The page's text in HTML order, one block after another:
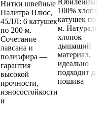
Нитки швейные
Палитра Плюс,
45ЛЛ: 6 катушек
по 200 м.
Сочетание
лавсана и
полиэфира —
гарантия
высокой
прочности,
износостойкости
и
100%
катушек по
м.
хлопок —
дышащий
материал,
идеально
подходит для
пошива